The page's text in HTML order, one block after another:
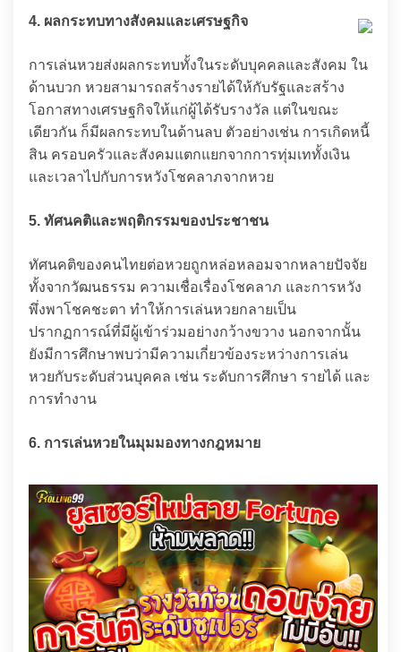
4. ผลกระทบทางสังคมและเศรษฐกิจ
การเล่นหวยส่งผลกระทบทั้งในระดับบุคคลและสังคม ใน
ด้านบวก หวยสามารถสร้างรายได้ให้กับรัฐและสร้าง
โอกาสทางเศรษฐกิจให้แก่ผู้ได้รับรางวัล แต่ในขณะ
เดียวกัน ก็มีผลกระทบในด้านลบ ตัวอย่างเช่น การเกิดหนี้
สิน ครอบครัวและสังคมแตกแยกจากการทุ่มเททั้งเงิน
และเวลาไปกับการหวังโชคลาภจากหวย
5. ทัศนคติและพฤติกรรมของประชาชน
ทัศนคติของคนไทยต่อหวยถูกหล่อหลอมจากหลายปัจจัย
ทั้งจากวัฒนธรรม ความเชื่อเรื่องโชคลาภ และการหวัง
พึ่งพาโชคชะตา ทำให้การเล่นหวยกลายเป็น
ปรากฏการณ์ที่มีผู้เข้าร่วมอย่างกว้างขวาง นอกจากนั้น
ยังมีการศึกษาพบว่ามีความเกี่ยวข้องระหว่างการเล่น
หวยกับระดับส่วนบุคคล เช่น ระดับการศึกษา รายได้ และ
การทำงาน
6. การเล่นหวยในมุมมองทางกฎหมาย